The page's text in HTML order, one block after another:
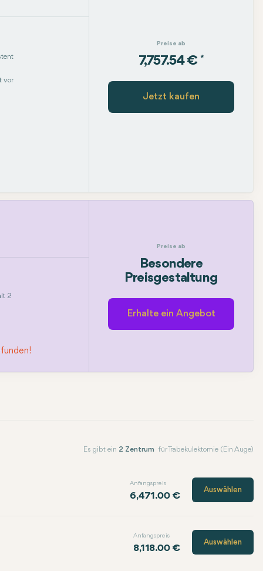
vor
Preise ab
7,757.54 € *
Jetzt kaufen
2
Preise ab
Besondere
Preisgestaltung
Erhalte ein Angebot
Es gibt ein 2 Zentrum für Trabekulektomie (Ein Auge)
Anfangspreis
6,471.00 €
Auswählen
Anfangspreis
8,118.00 €
Auswählen